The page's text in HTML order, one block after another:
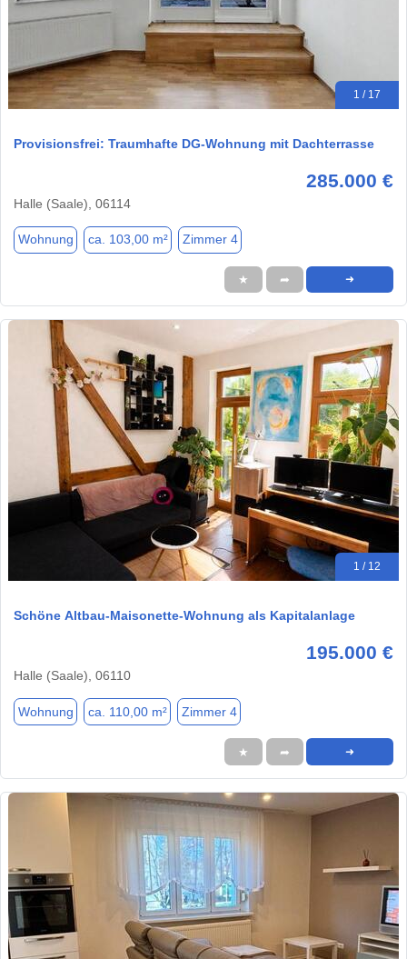
1 / 17
Provisionsfrei: Traumhafte DG-Wohnung mit Dachterrasse
285.000 €
Halle (Saale), 06114
Wohnung ca. 103,00 m² Zimmer 4
★ ➦ ➜
1 / 12
Schöne Altbau-Maisonette-Wohnung als Kapitalanlage
195.000 €
Halle (Saale), 06110
Wohnung ca. 110,00 m² Zimmer 4
★ ➦ ➜